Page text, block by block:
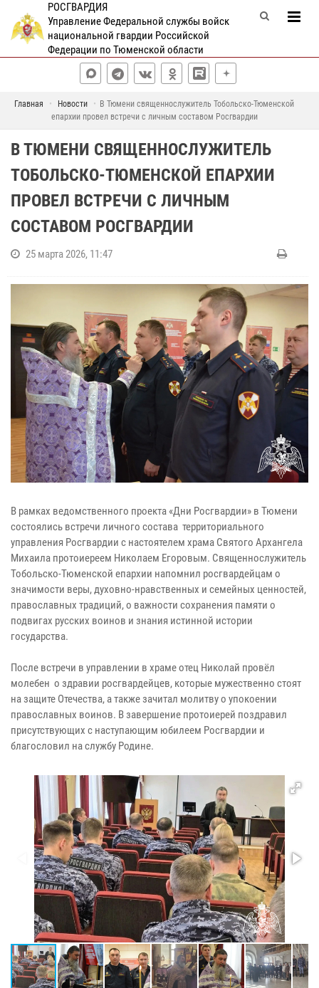
РОСГВАРДИЯ
Управление Федеральной службы войск
национальной гвардии Российской
Федерации по Тюменской области
Главная Новости
В Тюмени священнослужитель Тобольско-Тюменской
епархии провел встречи с личным составом Росгвардии
В ТЮМЕНИ СВЯЩЕННОСЛУЖИТЕЛЬ
ТОБОЛЬСКО-ТЮМЕНСКОЙ ЕПАРХИИ
ПРОВЕЛ ВСТРЕЧИ С ЛИЧНЫМ
СОСТАВОМ РОСГВАРДИИ
25 марта 2026, 11:47
В рамках ведомственного проекта «Дни Росгвардии» в Тюмени
состоялись встречи личного состава территориального
управления Росгвардии с настоятелем храма Святого Архангела
Михаила протоиереем Николаем Егоровым. Священнослужитель
Тобольско-Тюменской епархии напомнил росгвардейцам о
значимости веры, духовно-нравственных и семейных ценностей,
православных традиций, о важности сохранения памяти о
подвигах русских воинов и знания истинной истории
государства.
После встречи в управлении в храме отец Николай провёл
молебен о здравии росгвардейцев, которые мужественно стоят
на защите Отечества, а также зачитал молитву о упокоении
православных воинов. В завершение протоиерей поздравил
присутствующих с наступающим юбилеем Росгвардии и
благословил на службу Родине.